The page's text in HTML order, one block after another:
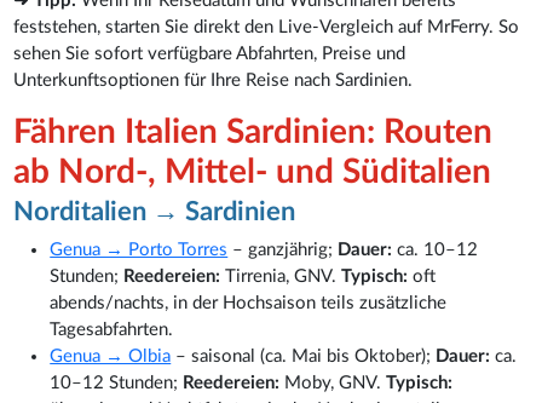
feststehen, starten Sie direkt den Live-Vergleich auf MrFerry. So
sehen Sie sofort verfügbare Abfahrten, Preise und
Unterkunftsoptionen für Ihre Reise nach Sardinien.
Fähren Italien Sardinien: Routen
ab Nord-, Mittel- und Süditalien
Norditalien → Sardinien
Genua → Porto Torres – ganzjährig; Dauer: ca. 10–12
Stunden; Reedereien: Tirrenia, GNV.Typisch: oft
abends/nachts, in der Hochsaison teils zusätzliche
Tagesabfahrten.
Genua → Olbia – saisonal (ca. Mai bis Oktober); Dauer: ca.
10–12 Stunden; Reedereien: Moby, GNV.Typisch: